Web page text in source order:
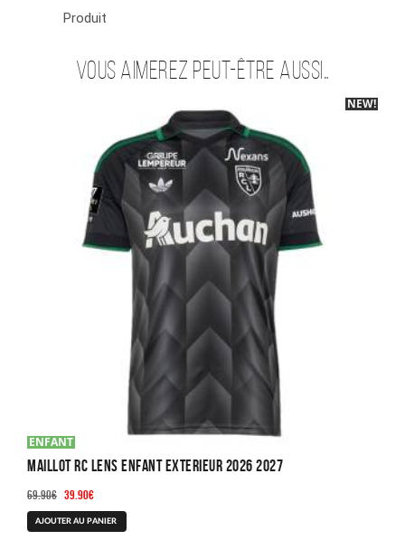
Produit
Vous aimerez peut-être aussi…
-40%
NEW!
ENFANT
Maillot RC Lens Enfant Exterieur 2026 2027
69.90€ Le
prix
initial
39.90€Le
prix
actuel
AJOUTER AU PANIER